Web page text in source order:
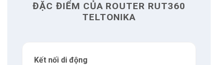
ĐẶC ĐIỂM CỦA ROUTER RUT360
TELTONIKA
Kết nối di động